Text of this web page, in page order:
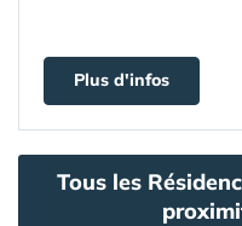
Plus d'infos
Tous les